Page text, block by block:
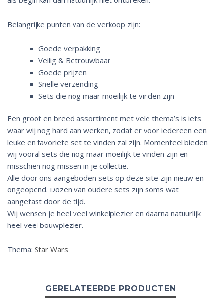
Belangrijke punten van de verkoop zijn:
Goede verpakking
Veilig & Betrouwbaar
Goede prijzen
Snelle verzending
Sets die nog maar moeilijk te vinden zijn
Een groot en breed assortiment met vele thema’s is iets
waar wij nog hard aan werken, zodat er voor iedereen een
leuke en favoriete set te vinden zal zijn. Momenteel bieden
wij vooral sets die nog maar moeilijk te vinden zijn en
misschien nog missen in je collectie.
Alle door ons aangeboden sets op deze site zijn nieuw en
ongeopend. Dozen van oudere sets zijn soms wat
aangetast door de tijd.
Wij wensen je heel veel winkelplezier en daarna natuurlijk
heel veel bouwplezier.
Thema: Star Wars
GERELATEERDE PRODUCTEN